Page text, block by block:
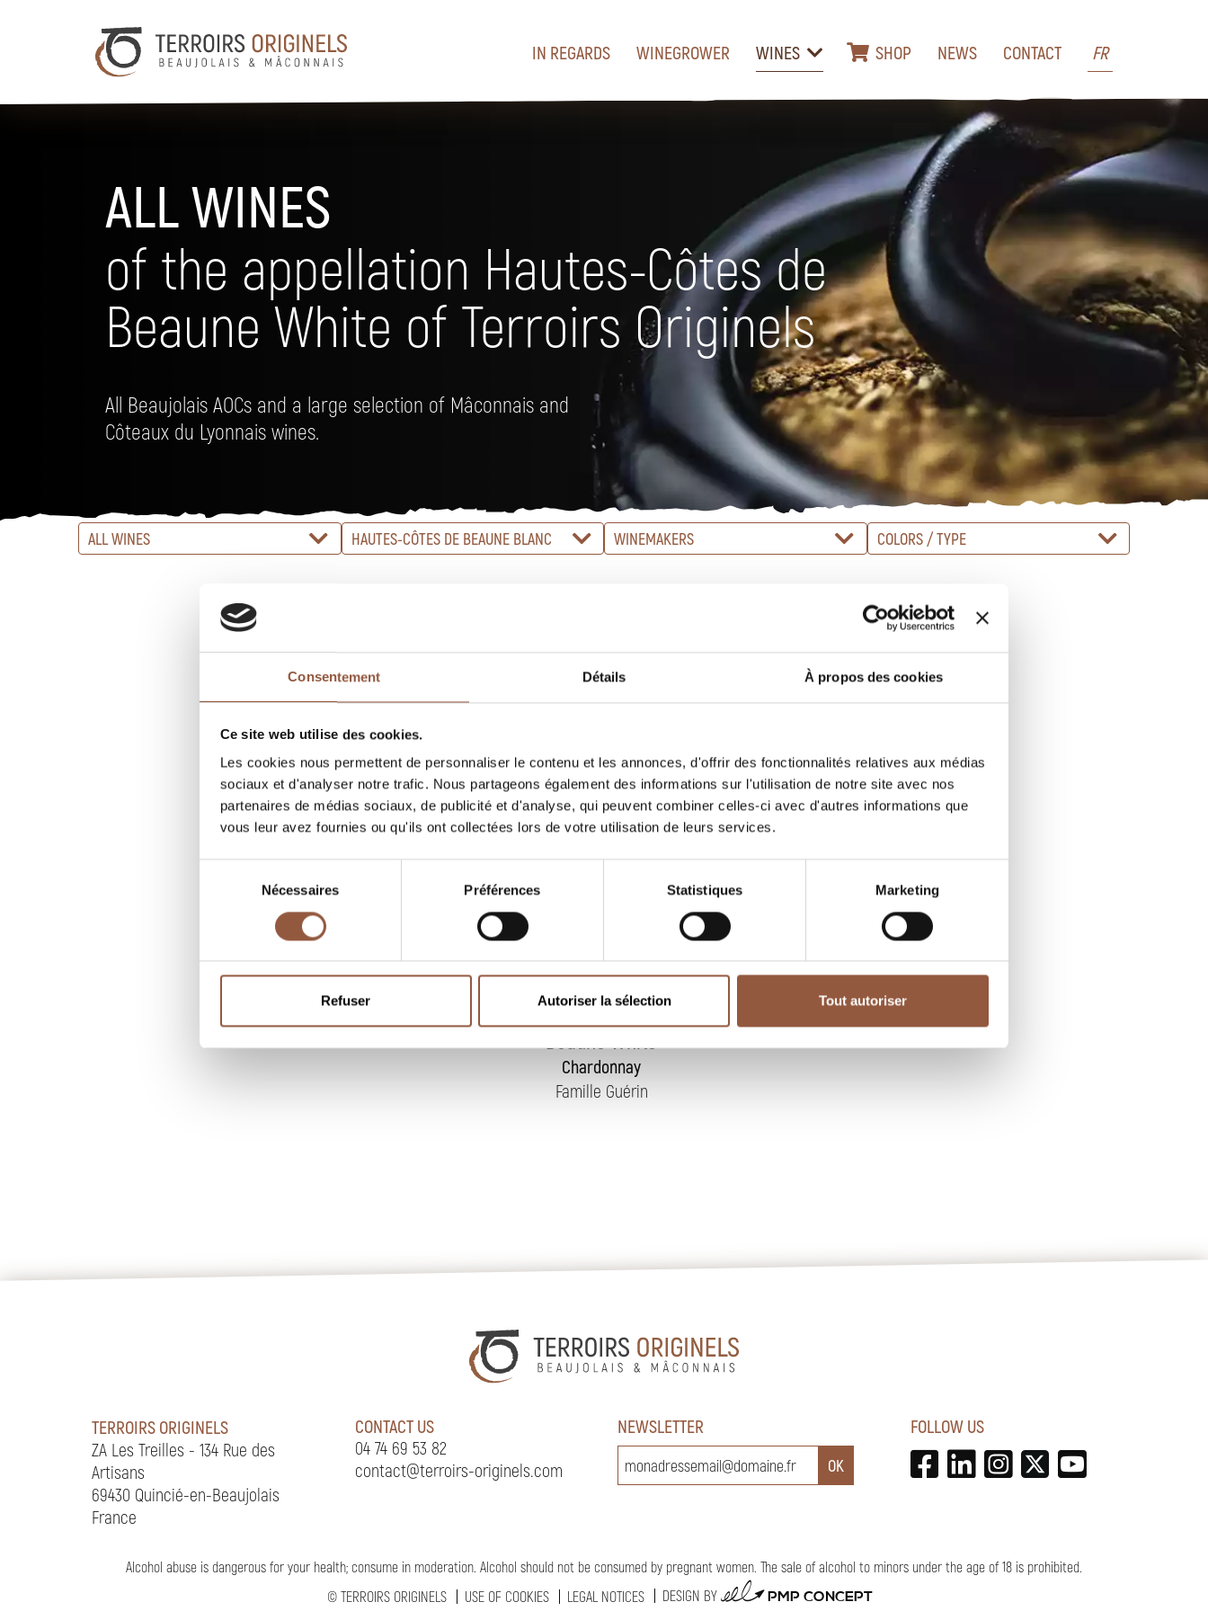
Consentement Détails À propos des cookies
Ce site web utilise des cookies.
Les cookies nous permettent de personnaliser le contenu et les annonces, d'offrir des fonctionnalités relatives aux médias
sociaux et d'analyser notre trafic. Nous partageons également des informations sur l'utilisation de notre site avec nos
partenaires de médias sociaux, de publicité et d'analyse, qui peuvent combiner celles-ci avec d'autres informations que
vous leur avez fournies ou qu'ils ont collectées lors de votre utilisation de leurs services.
consentement
Nécessaires Préférences Statistiques Marketing
Refuser Autoriser la sélection Tout autoriser
IN REGARDS WINEGROWER WINES SHOP NEWS CONTACT FR
ALL WINES
of the appellation Hautes-Côtes de
Beaune White of Terroirs Originels
All Beaujolais AOCs and a large selection of Mâconnais and
Côteaux du Lyonnais wines.
ALL WINES HAUTES-CÔTES DE BEAUNE BLANC WINEMAKERS COLORS / TYPE
Hautes-Côtes de
Beaune White
Chardonnay
Famille Guérin
TERROIRS ORIGINELS
ZA Les Treilles - 134 Rue des
Artisans
69430 Quincié-en-Beaujolais
France
CONTACT US
04 74 69 53 82
contact@terroirs-originels.com
NEWSLETTER FOLLOW US
Alcohol abuse is dangerous for your health; consume in moderation. Alcohol should not be consumed by pregnant women. The sale of alcohol to minors under the age of 18 is prohibited.
© TERROIRS ORIGINELS USE OF COOKIES LEGAL NOTICES DESIGN BY PMP CONCEPT